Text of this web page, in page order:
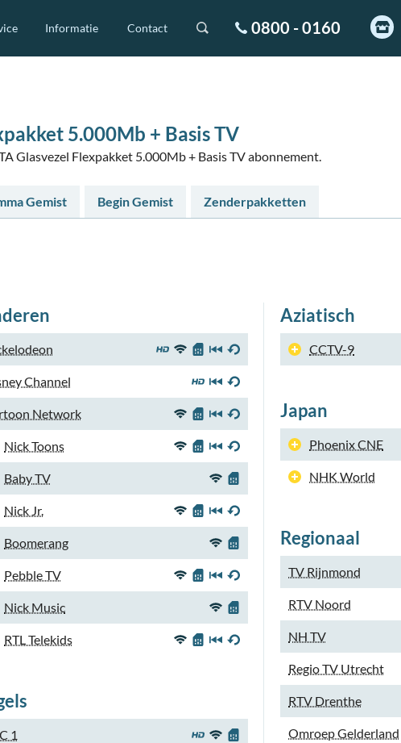
Informatie Contact 0800 - 0160
5.000Mb + Basis TV
Glasvezel Flexpakket 5.000Mb + Basis TV abonnement.
Gemist Begin Gemist Zenderpakketten
Channel
Network
Nick Toons
Baby TV
Nick Jr.
Boomerang
Pebble TV
Nick Music
RTL Telekids
1
Aziatisch
CCTV-9
Japan
Phoenix CNE
NHK World
Regionaal
TV Rijnmond
RTV Noord
NH TV
Regio TV Utrecht
RTV Drenthe
Omroep Gelderland